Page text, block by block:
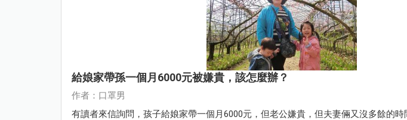
給娘家帶孫一個月6000元被嫌貴，該怎麼辦？
作者：口罩男
有讀者來信詢問，孩子給娘家帶一個月6000元，但老公嫌貴，但夫妻倆又沒多餘的